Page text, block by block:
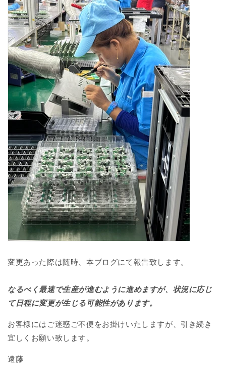
変更あった際は随時、本ブログにて報告致します。
なるべく最速で生産が進むように進めますが、状況に応じ
て日程に変更が生じる可能性があります。
お客様にはご迷惑ご不便をお掛けいたしますが、引き続き
宜しくお願い致します。
遠藤